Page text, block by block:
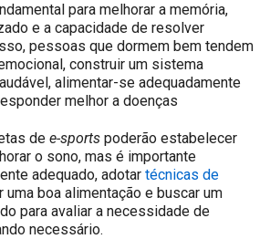
para melhorar a memória,
e a capacidade de resolver
pessoas que dormem bem tendem
construir um sistema
alimentar-se adequadamente
melhor a doenças
de e-sports poderão estabelecer
o sono, mas é importante
adequado, adotar técnicas de
uma boa alimentação e buscar um
para avaliar a necessidade de
necessário.